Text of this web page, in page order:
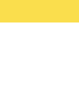
Yuki's